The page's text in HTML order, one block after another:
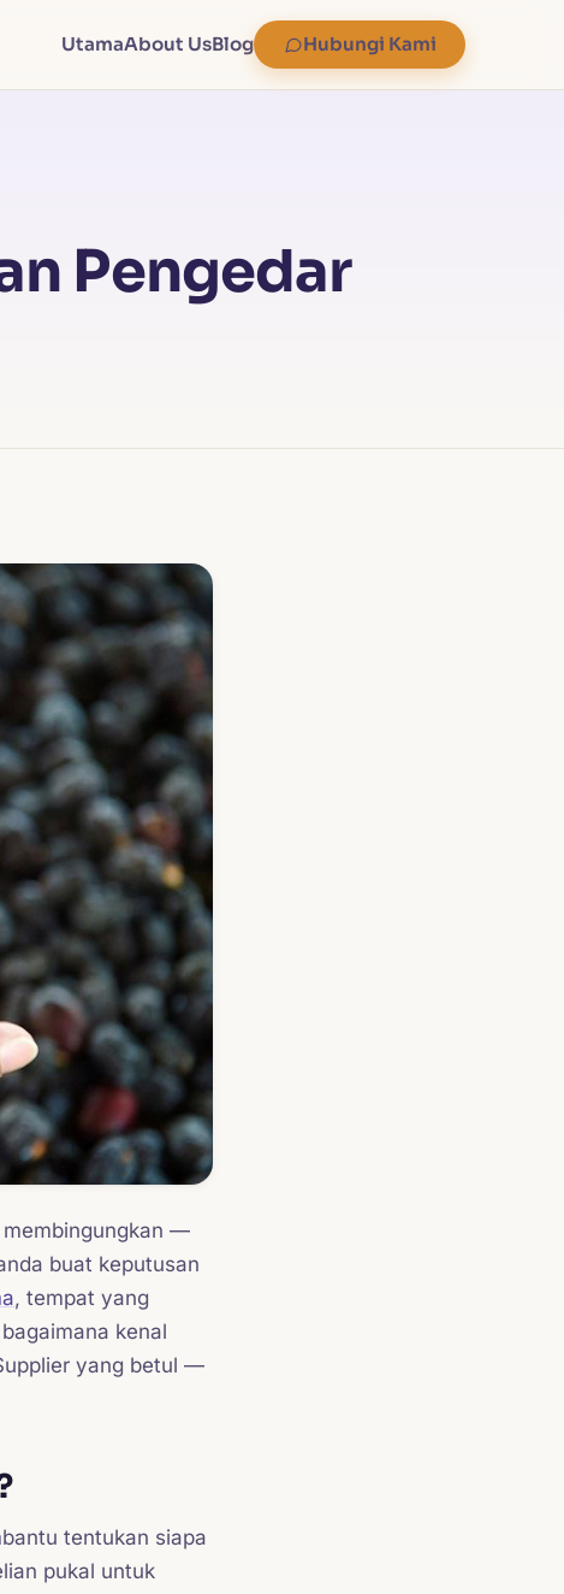
UtamaAbout UsBlog Hubungi Kami
Pengedar
membingungkan —
buat keputusan
, tempat yang
kenal
yang betul —
tentukan siapa
pukal untuk